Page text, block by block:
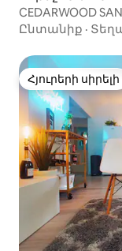
CEDARWOOD
Ընտանիք ·
Հյուրերի սիրելի
Հյուրերի սիրելի